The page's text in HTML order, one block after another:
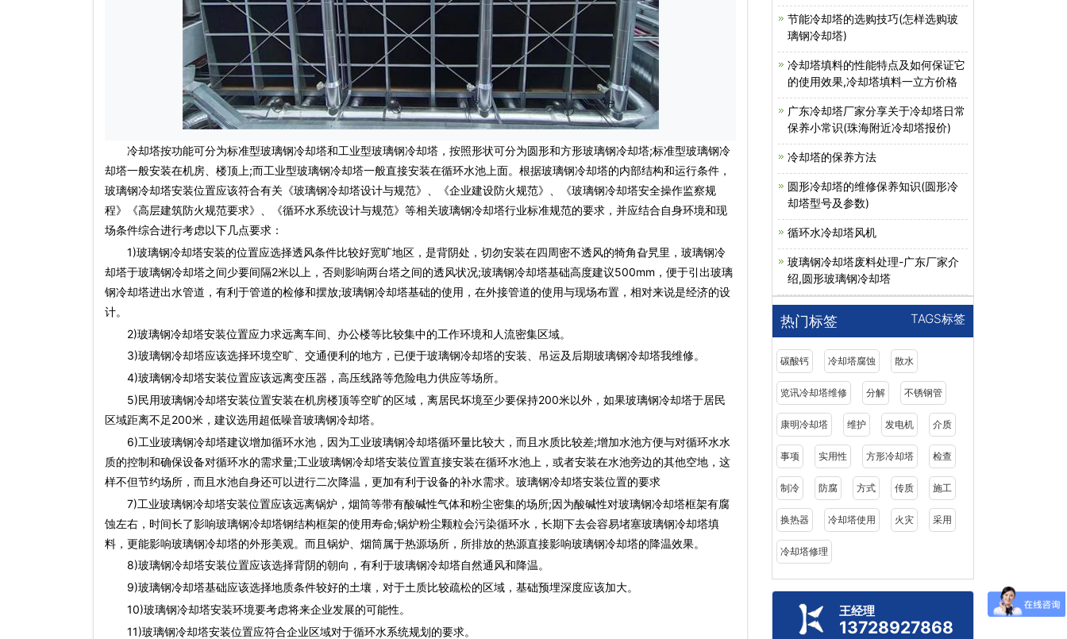
冷却塔按功能可分为标准型玻璃钢冷却塔和工业型玻璃钢冷却塔 ，按照形状可分为圆形和方形玻璃钢冷却塔;标准型玻璃钢冷
却塔一般安装在机房、楼顶上;而工业型玻璃钢冷却塔一般直接安装在循环水池上面。根据玻璃钢冷却塔的内部结构和运行条件，
玻璃钢冷却塔安装位置应该符合有关《玻璃钢冷却塔设计与规范》、《企业建设防火规范》、《玻璃钢冷却塔安全操作监察规
程》《高层建筑防火规范要求》、《循环水系统设计与规范》等相关玻璃钢冷却塔行业标准规范的要求，并应结合自身环境和现
场条件综合进行考虑以下几点要求：
1)玻璃钢冷却塔安装的位置应选择透风条件比较好宽旷地区，是背阴处，切勿安装在四周密不透风的犄角旮旯里， 玻璃钢冷
却塔于玻璃钢冷却塔之间少要间隔2米以上，否则影响两台塔之间的透风状况;玻璃钢冷却塔基础高度建议500mm，便于引出玻璃
钢冷却塔进出水管道，有利于管道的检修和摆放;玻璃钢冷却塔基础的使用，在外接管道的使用与现场布置，相对来说是经济的设
计。
2)玻璃钢冷却塔安装位置应力求远离车间、办公楼等比较集中的工作环境和人流密集区域。
3)玻璃钢冷却塔应该选择环境空旷、交通便利的地方，已便于玻璃钢冷却塔的安装、吊运及后期玻璃钢冷却塔我维修。
4)玻璃钢冷却塔安装位置应该远离变压器，高压线路等危险电力供应等场所。
5)民用玻璃钢冷却塔安装位置安装在机房楼顶等空旷的区域，离居民坏境至少要保持200米以外，如果玻璃钢冷却塔于居民
区域距离不足200米，建议选用超低噪音玻璃钢冷却塔。
6)工业玻璃钢冷却塔建议增加循环水池，因为工业玻璃钢冷却塔循环量比较大，而且水质比较差;增加水池方便与对循环水水
质的控制和确保设备对循环水的需求量;工业玻璃钢冷却塔安装位置直接安装在循环水池上，或者安装在水池旁边的其他空地，这
样不但节约场所，而且水池自身还可以进行二次降温，更加有利于设备的补水需求。 玻璃钢冷却塔安装位置的要求
7)工业玻璃钢冷却塔安装位置应该远离锅炉，烟筒等带有酸碱性气体和粉尘密集的场所;因为酸碱性对玻璃钢冷却塔框架有腐
蚀左右，时间长了影响玻璃钢冷却塔钢结构框架的使用寿命;锅炉粉尘颗粒会污染循环水，长期下去会容易堵塞玻璃钢冷却塔填
料 ，更能影响玻璃钢冷却塔的外形美观。而且锅炉、烟筒属于热源场所，所排放的热源直接影响玻璃钢冷却塔的降温效果。
8)玻璃钢冷却塔安装位置应该选择背阴的朝向，有利于玻璃钢冷却塔自然通风和降温。
9)玻璃钢冷却塔基础应该选择地质条件较好的土壤，对于土质比较疏松的区域，基础预埋深度应该加大。
10)玻璃钢冷却塔安装环境要考虑将来企业发展的可能性。
11)玻璃钢冷却塔安装位置应符合企业区域对于循环水系统规划的要求。
节能冷却塔的选购技巧(怎样选购玻
璃钢冷却塔)
冷却塔填料的性能特点及如何保证它
的使用效果,冷却塔填料一立方价格
广东冷却塔厂家分享关于冷却塔日常
保养小常识(珠海附近冷却塔报价)
冷却塔的保养方法
圆形冷却塔的维修保养知识(圆形冷
却塔型号及参数)
循环水冷却塔风机
玻璃钢冷却塔废料处理-广东厂家介
绍,圆形玻璃钢冷却塔
热门标签 TAGS标签
碳酸钙 冷却塔腐蚀 散水
览讯冷却塔维修 分解 不锈钢管
康明冷却塔 维护 发电机 介质
事项 实用性 方形冷却塔 检查
制冷 防腐 方式 传质 施工
换热器 冷却塔使用 火灾 采用
冷却塔修理
王经理
13728927868